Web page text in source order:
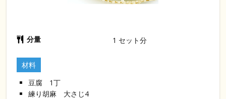
分量 1 セット分
材料
豆腐 1丁
練り胡麻 大さじ4